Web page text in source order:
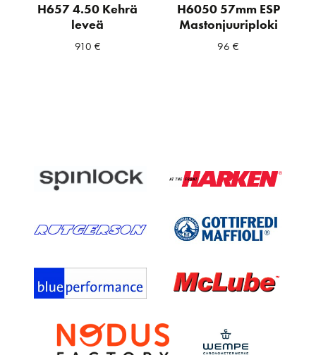
H657 4.50 Kehrä
leveä
910 €
H6050 57mm ESP
Mastonjuuriploki
96€